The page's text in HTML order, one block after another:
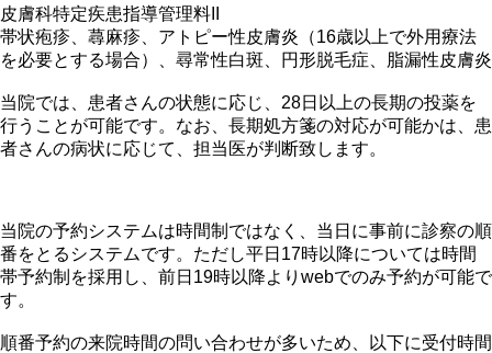
皮膚科特定疾患指導管理料II
帯状疱疹、蕁麻疹、アトピー性皮膚炎（16歳以上で外用療法
を必要とする場合）、尋常性白斑、円形脱毛症、脂漏性皮膚炎
当院では、患者さんの状態に応じ、28日以上の長期の投薬を
行うことが可能です。なお、長期処方箋の対応が可能かは、患
者さんの病状に応じて、担当医が判断致します。
当院の予約システムは時間制ではなく、当日に事前に診察の順
番をとるシステムです。ただし平日17時以降については時間
帯予約制を採用し、前日19時以降よりwebでのみ予約が可能で
す。
順番予約の来院時間の問い合わせが多いため、以下に受付時間